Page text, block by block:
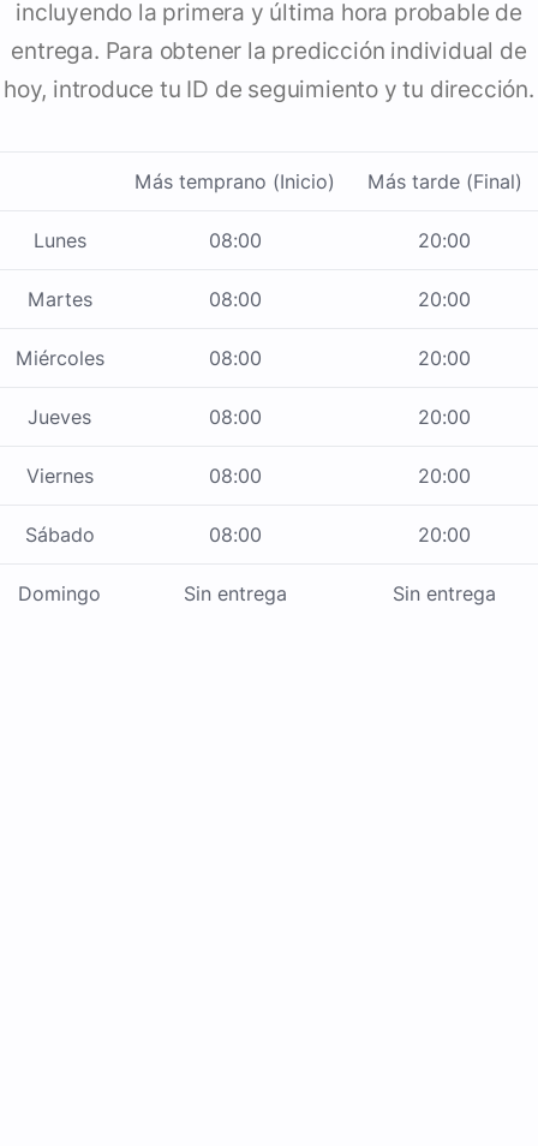
incluyendo la primera y última hora probable de
entrega. Para obtener la predicción individual de
hoy, introduce tu ID de seguimiento y tu dirección.
Más temprano (Inicio) Más tarde (Final)
Lunes 08:00 20:00
Martes 08:00 20:00
Miércoles 08:00 20:00
Jueves 08:00 20:00
Viernes 08:00 20:00
Sábado 08:00 20:00
Domingo Sin entrega Sin entrega